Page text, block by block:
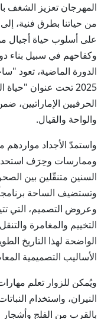
المهرجان تعزيز الشغف
من حياتنا بطرق فنية،
على أسلوب حياة أجيال من
وكفاحهم في سبيل بناء
الدورة الماضية، تعود
2025 تحت عنوان
الحرفيين الإماراتيين،
والواحة والقيال.
واستمدّ الأجداد مواردهم
وممارسات وحِرَف
السنين متنقّلين بين
وتستضيف الساحة
وعروض التصميم، التي
التخييم والمغامرة
الواضحة لهذا التاريخ
الأساليب التصميمية
ويُمكن للزوار تعلم
النيران، واستخدام
بالقرب من الفلج